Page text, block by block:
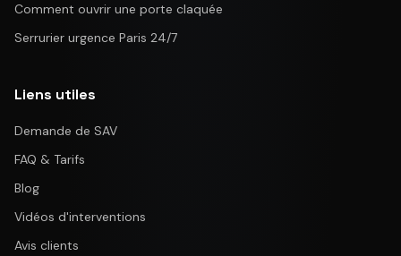
Comment ouvrir une porte claquée
Serrurier urgence Paris 24/7
Liens utiles
Demande de SAV
FAQ & Tarifs
Blog
Vidéos d'interventions
Avis clients